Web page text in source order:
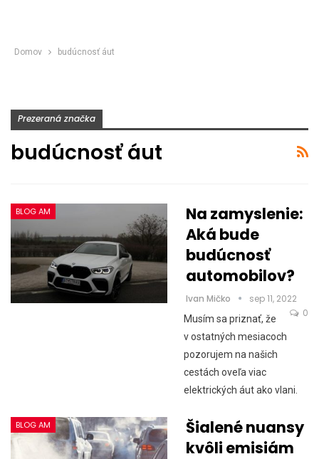
Domov budúcnosť áut
Prezeraná značka
budúcnosť áut
BLOG AM
Na zamyslenie:
Aká bude
budúcnosť
automobilov?
Ivan Mičko
sep 11, 2022
0
Musím sa priznať, že
v ostatných mesiacoch
pozorujem na našich
cestách oveľa viac
elektrických áut ako vlani.
BLOG AM
Šialené nuansy
kvôli emisiám